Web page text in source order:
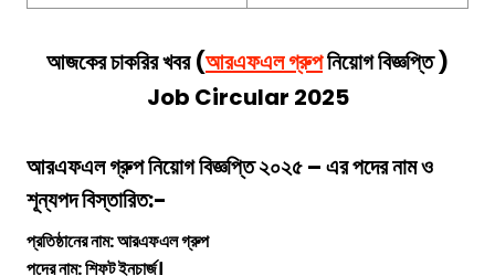
আজকের চাকরির খবর (আরএফএল গ্রুপনিয়োগ বিজ্ঞপ্তি)
Job Circular 2025
আরএফএল গ্রুপনিয়োগ বিজ্ঞপ্তি ২০২৫ – এর পদের নাম ও
শূন্যপদ বিস্তারিত:-
প্রতিষ্ঠানের নাম:আরএফএল গ্রুপ
পদের নাম: শিফট ইনচার্জ।